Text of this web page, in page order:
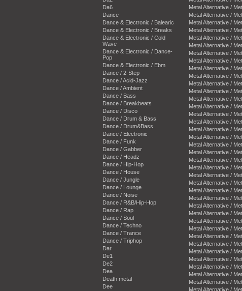
Da6
Dance
Dance & Electronic / Balearic
Dance & Electronic / Breaks
Dance & Electronic / Cold
Wave
Dance & Electronic / Dance-
Pop
Dance & Electronic / Ebm
Dance / 2-Step
Dance / Acid-Jazz
Dance / Ambient
Dance / Bass
Dance / Breakbeats
Dance / Disco
Dance / Drum & Bass
Dance / Drum&Bass
Dance / Electronic
Dance / Funk
Dance / Gabber
Dance / Headz
Dance / Hip-Hop
Dance / House
Dance / Jungle
Dance / Lounge
Dance / Noise
Dance / R&B/Hip-Hop
Dance / Rap
Dance / Soul
Dance / Techno
Dance / Trance
Dance / Triphop
Dar
De1
De2
Dea
Death metal
Dee
Metal Alternative /
Metal Alternative /
Metal Alternative /
Metal Alternative /
Metal Alternative /
Metal Alternative /
Metal Alternative /
Metal Alternative /
Metal Alternative /
Metal Alternative /
Metal Alternative /
Metal Alternative /
Metal Alternative /
Metal Alternative /
Metal Alternative /
Metal Alternative /
Metal Alternative /
Metal Alternative /
Metal Alternative /
Metal Alternative /
Metal Alternative /
Metal Alternative /
Metal Alternative /
Metal Alternative /
Metal Alternative /
Metal Alternative /
Metal Alternative /
Metal Alternative /
Metal Alternative /
Metal Alternative /
Metal Alternative /
Metal Alternative /
Metal Alternative /
Metal Alternative /
Metal Alternative /
Metal Alternative /
Metal Alternative /
Metal Alternative /